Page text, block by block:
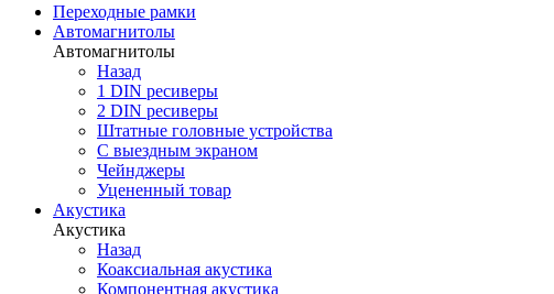
Переходные рамки
Автомагнитолы
Автомагнитолы
Назад
1 DIN ресиверы
2 DIN ресиверы
Штатные головные устройства
С выездным экраном
Чейнджеры
Уцененный товар
Акустика
Акустика
Назад
Коаксиальная акустика
Компонентная акустика